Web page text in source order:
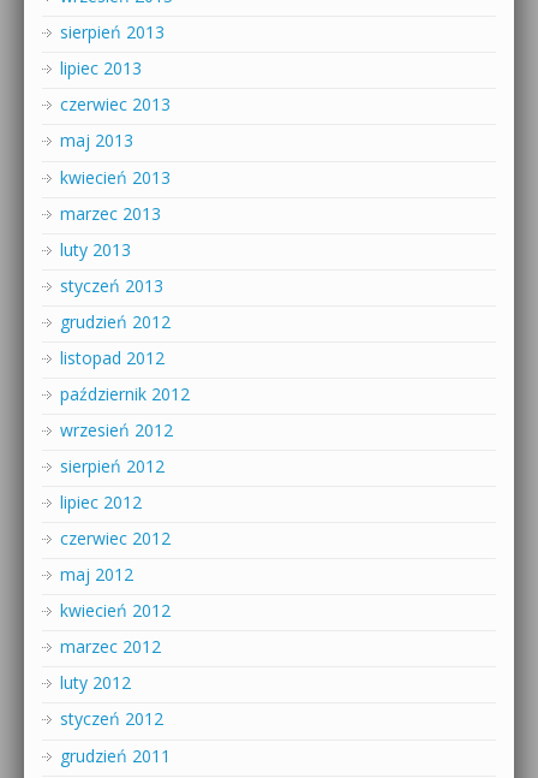
sierpień 2013
lipiec 2013
czerwiec 2013
maj 2013
kwiecień 2013
marzec 2013
luty 2013
styczeń 2013
grudzień 2012
listopad 2012
październik 2012
wrzesień 2012
sierpień 2012
lipiec 2012
czerwiec 2012
maj 2012
kwiecień 2012
marzec 2012
luty 2012
styczeń 2012
grudzień 2011